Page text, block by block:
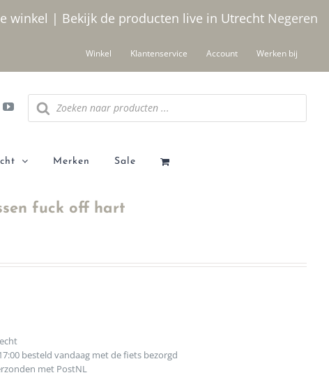
winkel | Bekijk de producten live in Utrecht Negeren
Winkel Klantenservice Account Werken bij
Producten
zoeken
Merken Sale
fuck off hart
besteld vandaag met de fiets bezorgd
met PostNL